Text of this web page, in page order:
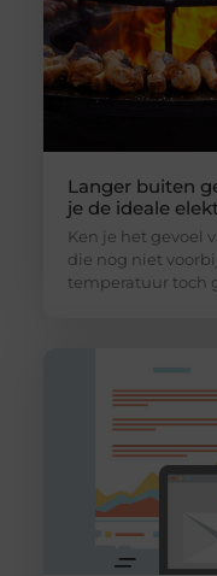
Langer buiten
je de ideale
Ken je het gevoel
die nog niet
temperatuur toch